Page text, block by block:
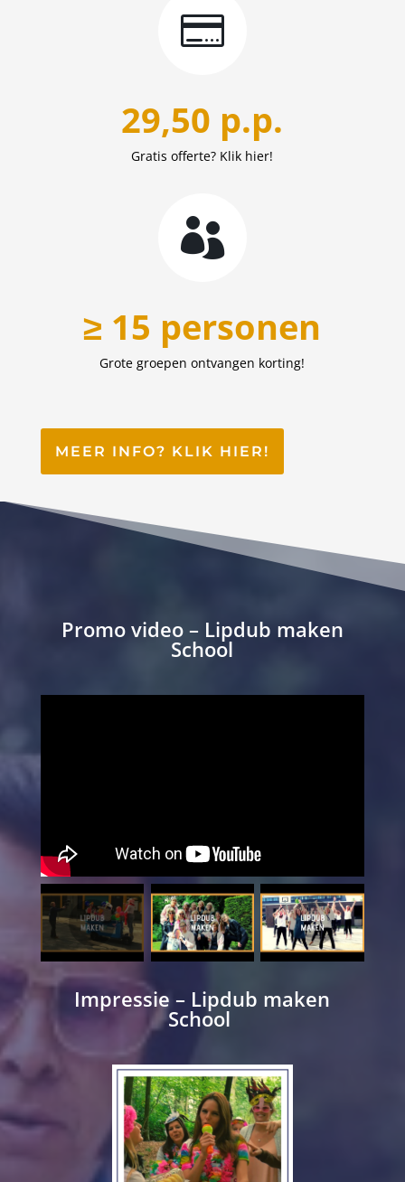

29,50 p.p.
Gratis offerte? Klik hier!

≥ 15 personen
Grote groepen ontvangen korting!
MEER INFO? KLIK HIER!
Promo video – Lipdub maken
School
Impressie – Lipdub maken
School